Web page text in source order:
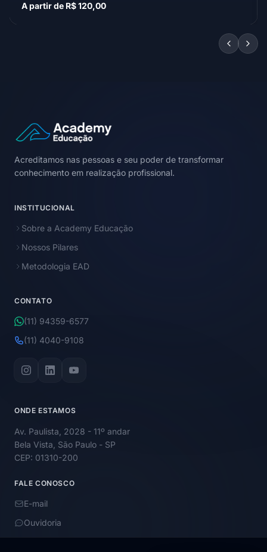
A partir de R$ 120,00
Acreditamos nas pessoas e seu poder de transformar
conhecimento em realização profissional.
INSTITUCIONAL
Sobre a Academy Educação
Nossos Pilares
Metodologia EAD
CONTATO
(11) 94359-6577
(11) 4040-9108
ONDE ESTAMOS
Av. Paulista, 2028 - 11º andar
Bela Vista, São Paulo - SP
CEP: 01310-200
FALE CONOSCO
E-mail
Ouvidoria